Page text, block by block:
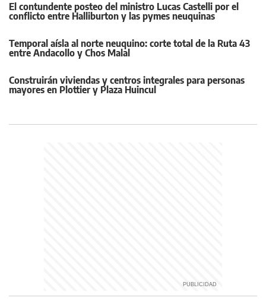
El contundente posteo del ministro Lucas Castelli por el
conflicto entre Halliburton y las pymes neuquinas
Temporal aísla al norte neuquino: corte total de la Ruta 43
entre Andacollo y Chos Malal
Construirán viviendas y centros integrales para personas
mayores en Plottier y Plaza Huincul